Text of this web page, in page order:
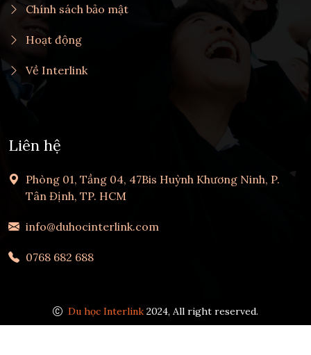
Chính sách bảo mật
Hoạt động
Về Interlink
Liên hệ
Phòng 01, Tầng 04, 47Bis Huỳnh Khương Ninh, P.
Tân Định, TP. HCM
info@duhocinterlink.com
0768 682 688
Du học Interlink 2024, All right reserved.